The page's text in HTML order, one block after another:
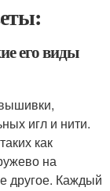
его виды
игл и нити.
как
на
другое. Каждый